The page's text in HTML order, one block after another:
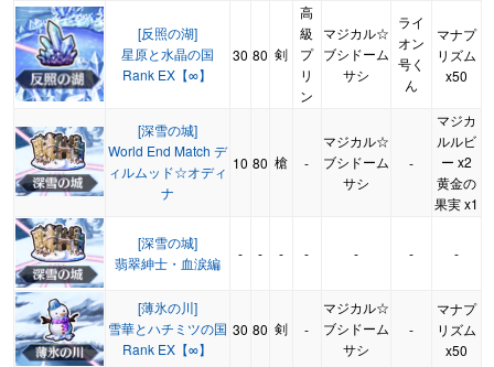
[反照の湖]
星原と水晶の国
Rank EX【∞】
30 80 剣
高
級
プ
リ
ン
マジカル☆
ブシドーム
サシ
ライ
オン
号く
ん
マナプ
リズム
x50
[深雪の城]
World End Match デ
ィルムッド☆オディ
ナ
10 80 槍 -
マジカル☆
ブシドーム
サシ
-
マジカ
ルルビ
ー x2
黄金の
果実 x1
[深雪の城]
翡翠紳士・血涙編
- - - - - - -
[薄氷の川]
雪華とハチミツの国
Rank EX【∞】
30 80 剣 -
マジカル☆
ブシドーム
サシ
-
マナプ
リズム
x50